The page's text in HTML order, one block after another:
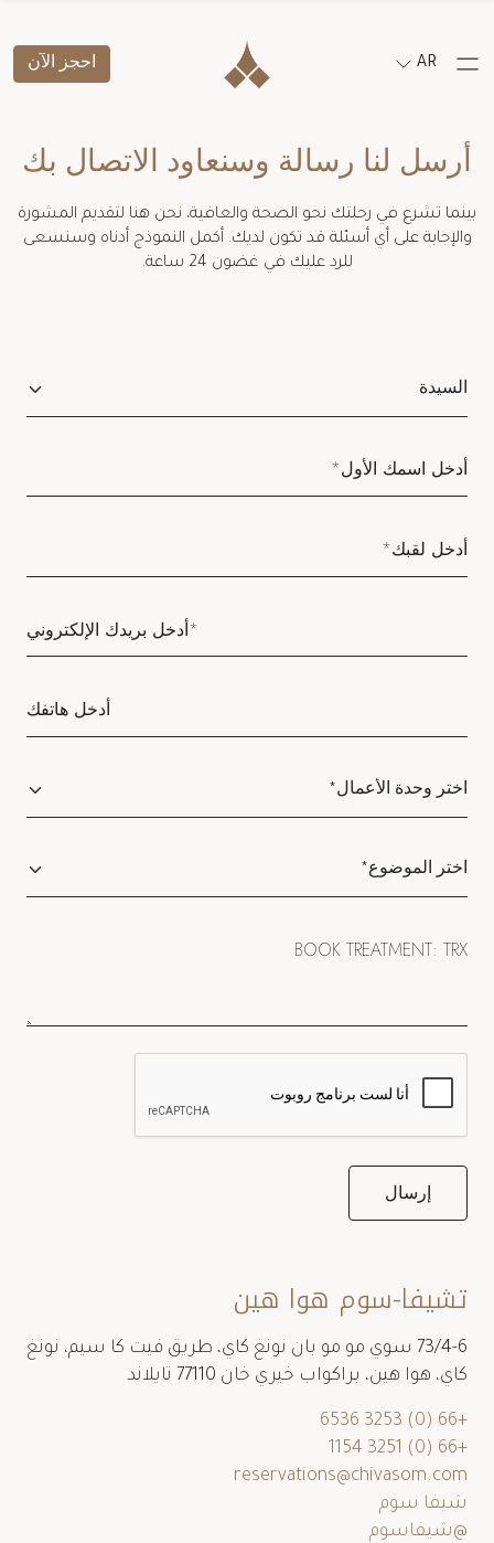
AR احجز الآن
أرسل لنا رسالة وسنعاود الاتصال بك
بينما تشرع في رحلتك نحو الصحة والعافية، نحن هنا لتقديم المشورة
والإجابة على أي أسئلة قد تكون لديك. أكمل النموذج أدناه وسنسعى
للرد عليك في غضون 24 ساعة.
تشيفا-سوم هوا هين
73/4-6 سوي مو مو بان نونغ كاي، طريق فيت كا سيم، نونغ
كاي، هوا هين، براكواب خيري خان 77110 تايلاند
+66 (0) 3253 6536
+66 (0) 3251 1154
reservations@chivasom.com
شيفا سوم
@شيفاسوم